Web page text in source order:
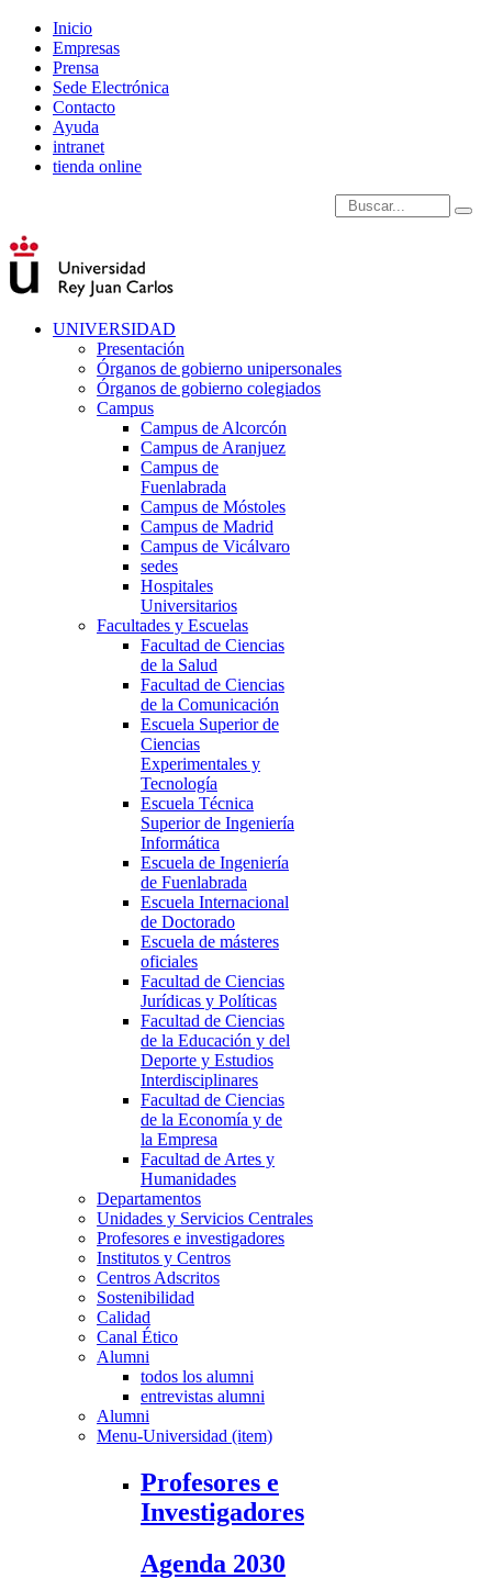
Inicio
Empresas
Prensa
Sede Electrónica
Contacto
Ayuda
intranet
tienda online
Introduce términos de
UNIVERSIDAD
Presentación
Órganos de gobierno unipersonales
Órganos de gobierno colegiados
Campus
Campus de Alcorcón
Campus de Aranjuez
Campus de
Fuenlabrada
Campus de Móstoles
Campus de Madrid
Campus de Vicálvaro
sedes
Hospitales
Universitarios
Facultades y Escuelas
Facultad de Ciencias
de la Salud
Facultad de Ciencias
de la Comunicación
Escuela Superior de
Ciencias
Experimentales y
Tecnología
Escuela Técnica
Superior de Ingeniería
Informática
Escuela de Ingeniería
de Fuenlabrada
Escuela Internacional
de Doctorado
Escuela de másteres
oficiales
Facultad de Ciencias
Jurídicas y Políticas
Facultad de Ciencias
de la Educación y del
Deporte y Estudios
Interdisciplinares
Facultad de Ciencias
de la Economía y de
la Empresa
Facultad de Artes y
Humanidades
Departamentos
Unidades y Servicios Centrales
Profesores e investigadores
Institutos y Centros
Centros Adscritos
Sostenibilidad
Calidad
Canal Ético
Alumni
todos los alumni
entrevistas alumni
Alumni
Menu-Universidad (item)
Profesores e
Investigadores
Agenda 2030